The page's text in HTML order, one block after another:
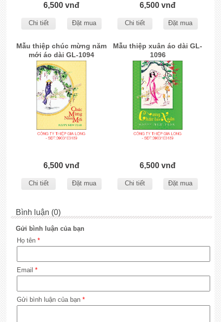
6,500 vnđ
Chi tiết Đặt mua
6,500 vnđ
Chi tiết Đặt mua
Mẫu thiệp chúc mừng năm
mới áo dài GL-1094
6,500 vnđ
Chi tiết Đặt mua
Mẫu thiệp xuân áo dài GL-
1096
6,500 vnđ
Chi tiết Đặt mua
Bình luận (0)
Gửi bình luận của bạn
Họ tên *
Email *
Gửi bình luận của bạn *